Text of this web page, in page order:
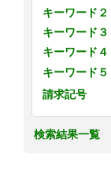
キーワード２
キーワード３
キーワード４
キーワード５
請求記号
検索結果一覧